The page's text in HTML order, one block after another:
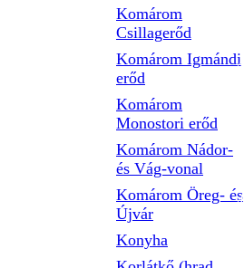
Komárom
Csillagerőd
Komárom Igmándi
erőd
Komárom
Monostori erőd
Komárom Nádor-
és Vág-vonal
Komárom Öreg- és
Újvár
Konyha